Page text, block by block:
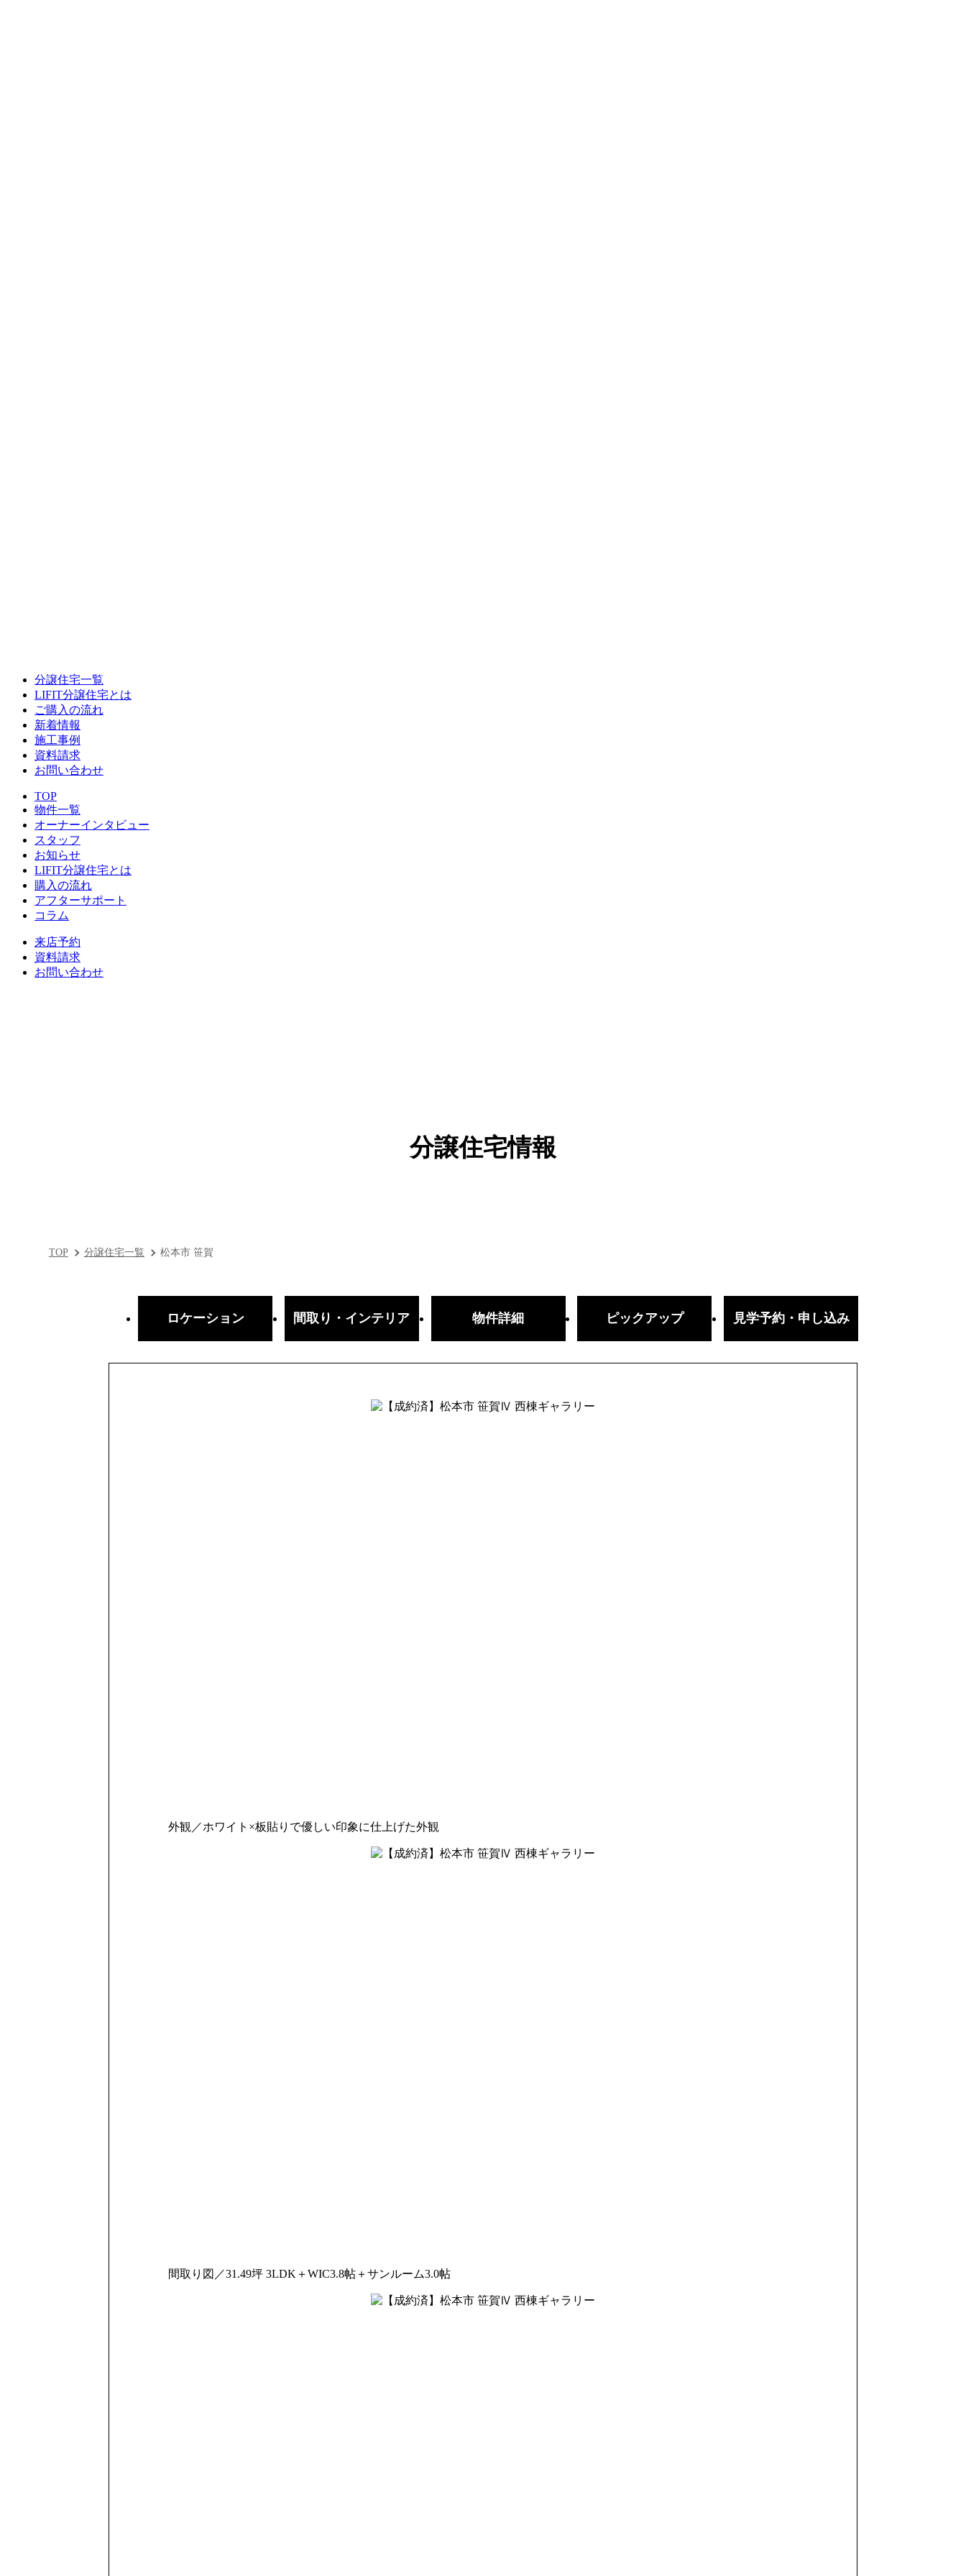
分譲住宅一覧
LIFIT分譲住宅とは
ご購入の流れ
新着情報
施工事例
資料請求
お問い合わせ
TOP
物件一覧
オーナーインタビュー
スタッフ
お知らせ
LIFIT分譲住宅とは
購入の流れ
アフターサポート
コラム
来店予約
資料請求
お問い合わせ
分譲住宅情報
TOP 分譲住宅一覧 松本市 笹賀
ロケーション 間取り・ インテリア 物件詳細 ピックアップ 見学予約・ 申し込み
外観／ホワイト×板貼りで優しい印象に仕上げた外観
間取り図／31.49坪 3LDK＋WIC3.8帖＋サンルーム3.0帖